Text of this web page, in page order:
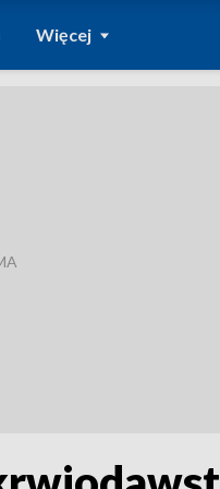
Więcej